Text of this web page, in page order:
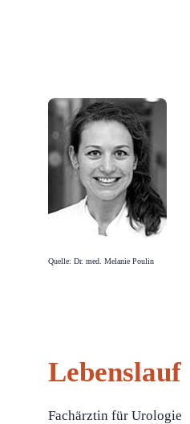
Quelle: Dr. med. Melanie Poulin
Lebenslauf
Fachärztin für Urologie